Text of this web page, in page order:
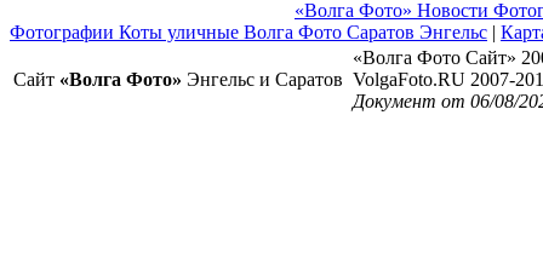
«Волга Фото» Новости
Фотографии Коты уличные Волга Фото Саратов Энгельс |
Сайт «Волга Фото» Энгельс и Саратов
«Волга Фото Сайт»
VolgaFoto.RU 2007-
Документ от 06/08/